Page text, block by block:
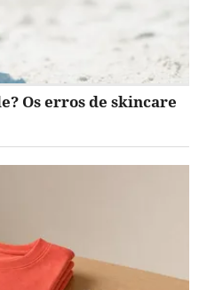
Os erros de skincare